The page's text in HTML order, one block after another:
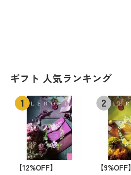
ギフト 人気ランキング
【12%OFF】
【9%OFF】